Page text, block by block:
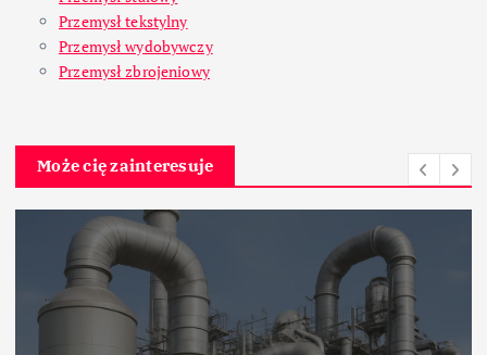
Przemysł tekstylny
Przemysł wydobywczy
Przemysł zbrojeniowy
Może cię zainteresuje